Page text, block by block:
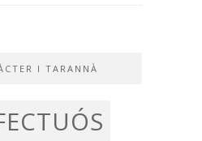
I TARANNÀ